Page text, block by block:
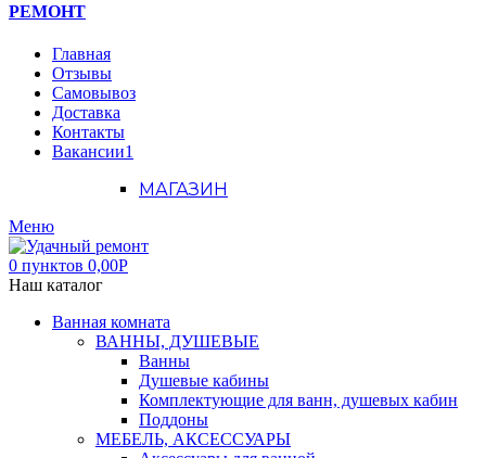
РЕМОНТ
Главная
Отзывы
Самовывоз
Доставка
Контакты
Вакансии1
МАГАЗИН
Меню
0 пунктов 0,00Р
Наш каталог
Ванная комната
ВАННЫ, ДУШЕВЫЕ
Ванны
Душевые кабины
Комплектующие для ванн, душевых кабин
Поддоны
МЕБЕЛЬ, АКСЕССУАРЫ